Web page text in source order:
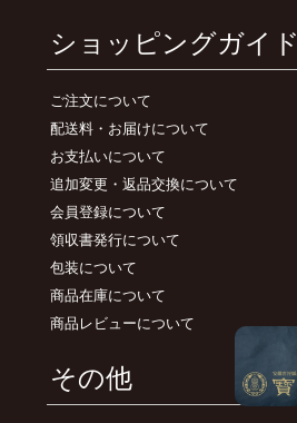
ショッピングガイド
ご注文について
配送料・お届けについて
お支払いについて
追加変更・返品交換について
会員登録について
領収書発行について
包装について
商品在庫について
商品レビューについて
その他